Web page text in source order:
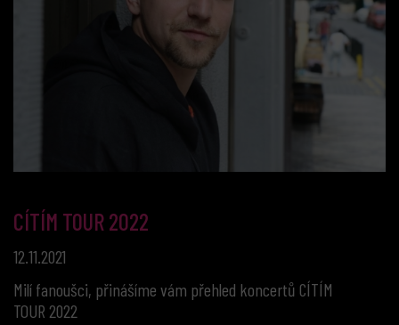
CÍTÍM TOUR 2022
12.11.2021
Milí fanoušci, přinášíme vám přehled koncertů CÍTÍM
TOUR 2022